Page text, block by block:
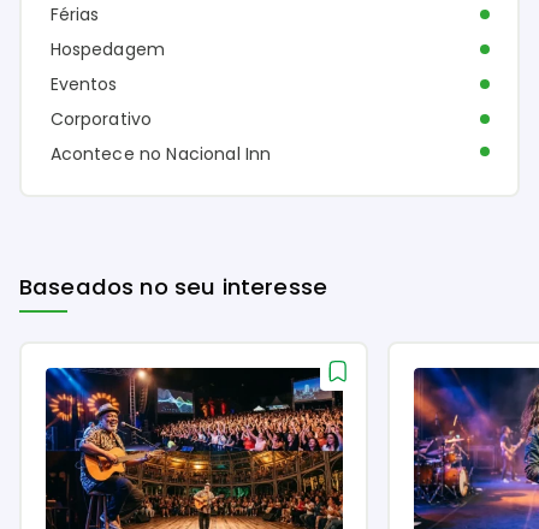
Férias
Hospedagem
Eventos
Corporativo
Acontece no Nacional Inn
Baseados no seu interesse